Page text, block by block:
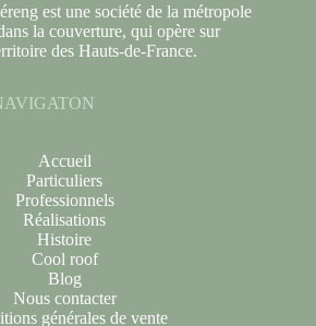
est une société de la métropole
la couverture, qui opère sur
des Hauts-de-France.
Accueil
Particuliers
Professionnels
Réalisations
Histoire
Cool roof
Blog
Nous contacter
générales de vente